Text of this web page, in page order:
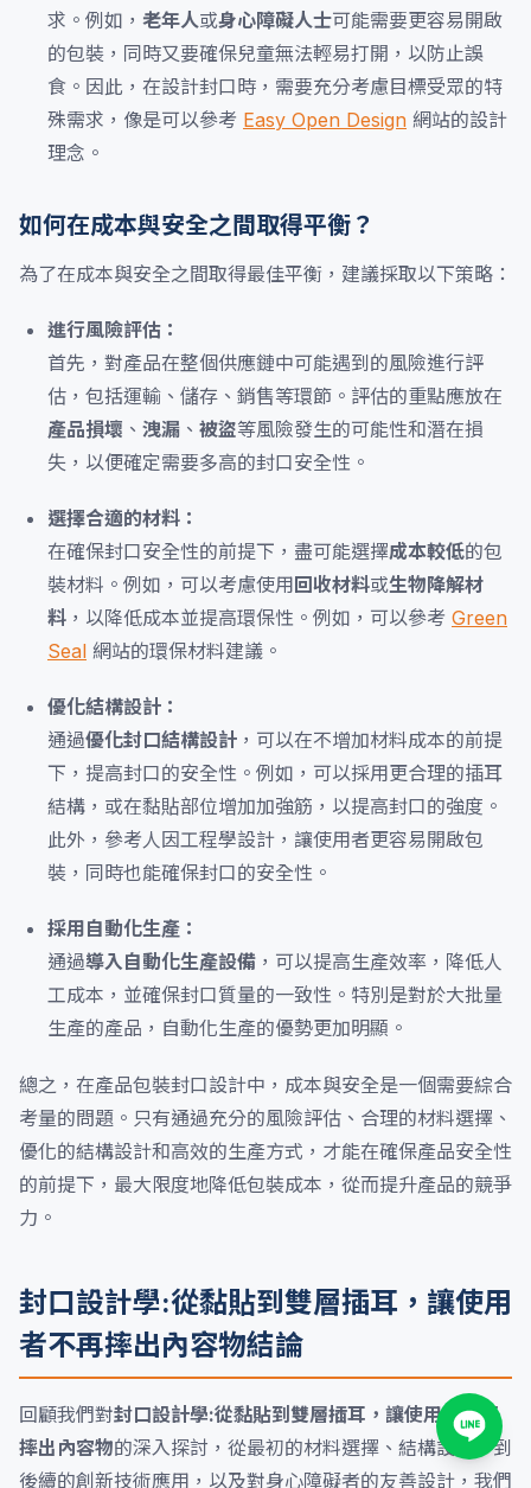
求。例如， 老年人或身心障礙人士可能需要更容易開啟
的包裝，同時又要確保兒童無法輕易打開，以防止誤
食。因此，在設計封口時，需要充分考慮目標受眾的特
殊需求，像是可以參考 Easy Open Design 網站的設計
理念。
如何在成本與安全之間取得平衡？
為了在成本與安全之間取得最佳平衡，建議採取以下策略：
進行風險評估：
首先，對產品在整個供應鏈中可能遇到的風險進行評
估，包括運輸、儲存、銷售等環節。評估的重點應放在
產品損壞 、 洩漏 、 被盜等風險發生的可能性和潛在損
失，以便確定需要多高的封口安全性。
選擇合適的材料：
在確保封口安全性的前提下，盡可能選擇成本較低的包
裝材料。例如，可以考慮使用 回收材料或生物降解材
料 ，以降低成本並提高環保性。例如，可以參考 Green
Seal 網站的環保材料建議。
優化結構設計：
通過優化封口結構設計 ，可以在不增加材料成本的前提
下，提高封口的安全性。例如，可以採用更合理的插耳
結構，或在黏貼部位增加加強筋，以提高封口的強度。
此外，參考人因工程學設計，讓使用者更容易開啟包
裝，同時也能確保封口的安全性。
採用自動化生產：
通過導入自動化生產設備 ，可以提高生產效率，降低人
工成本，並確保封口質量的一致性。特別是對於大批量
生產的產品，自動化生產的優勢更加明顯。
總之，在產品包裝封口設計中，成本與安全是一個需要綜合
考量的問題。只有通過充分的風險評估、合理的材料選擇、
優化的結構設計和高效的生產方式，才能在確保產品安全性
的前提下，最大限度地降低包裝成本，從而提升產品的競爭
力。
封口設計學:從黏貼到雙層插耳，讓使用
者不再摔出內容物結論
回顧我們對封口設計學:從黏貼到雙層插耳，讓使用者不再
摔出內容物的深入探討，從最初的材料選擇、結構設計，到
後續的創新技術應用，以及對身心障礙者的友善設計，我們